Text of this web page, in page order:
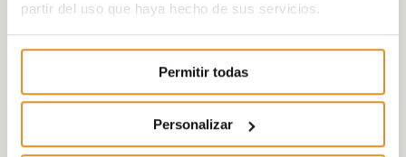
partir del uso que haya hecho de sus servicios.
Permitir todas
Personalizar